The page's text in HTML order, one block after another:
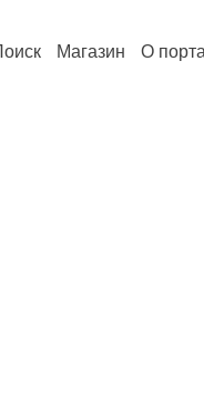
Магазин О